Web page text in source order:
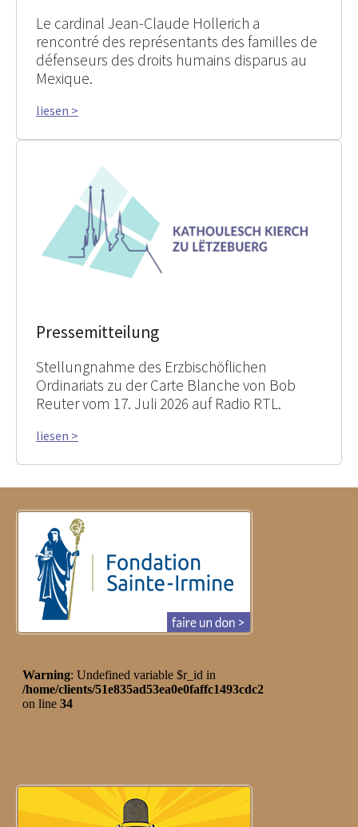
Le cardinal Jean-Claude Hollerich a
rencontré des représentants des familles de
défenseurs des droits humains disparus au
Mexique.
liesen >
Pressemitteilung
Stellungnahme des Erzbischöflichen
Ordinariats zu der Carte Blanche von Bob
Reuter vom 17. Juli 2026 auf Radio RTL.
liesen >